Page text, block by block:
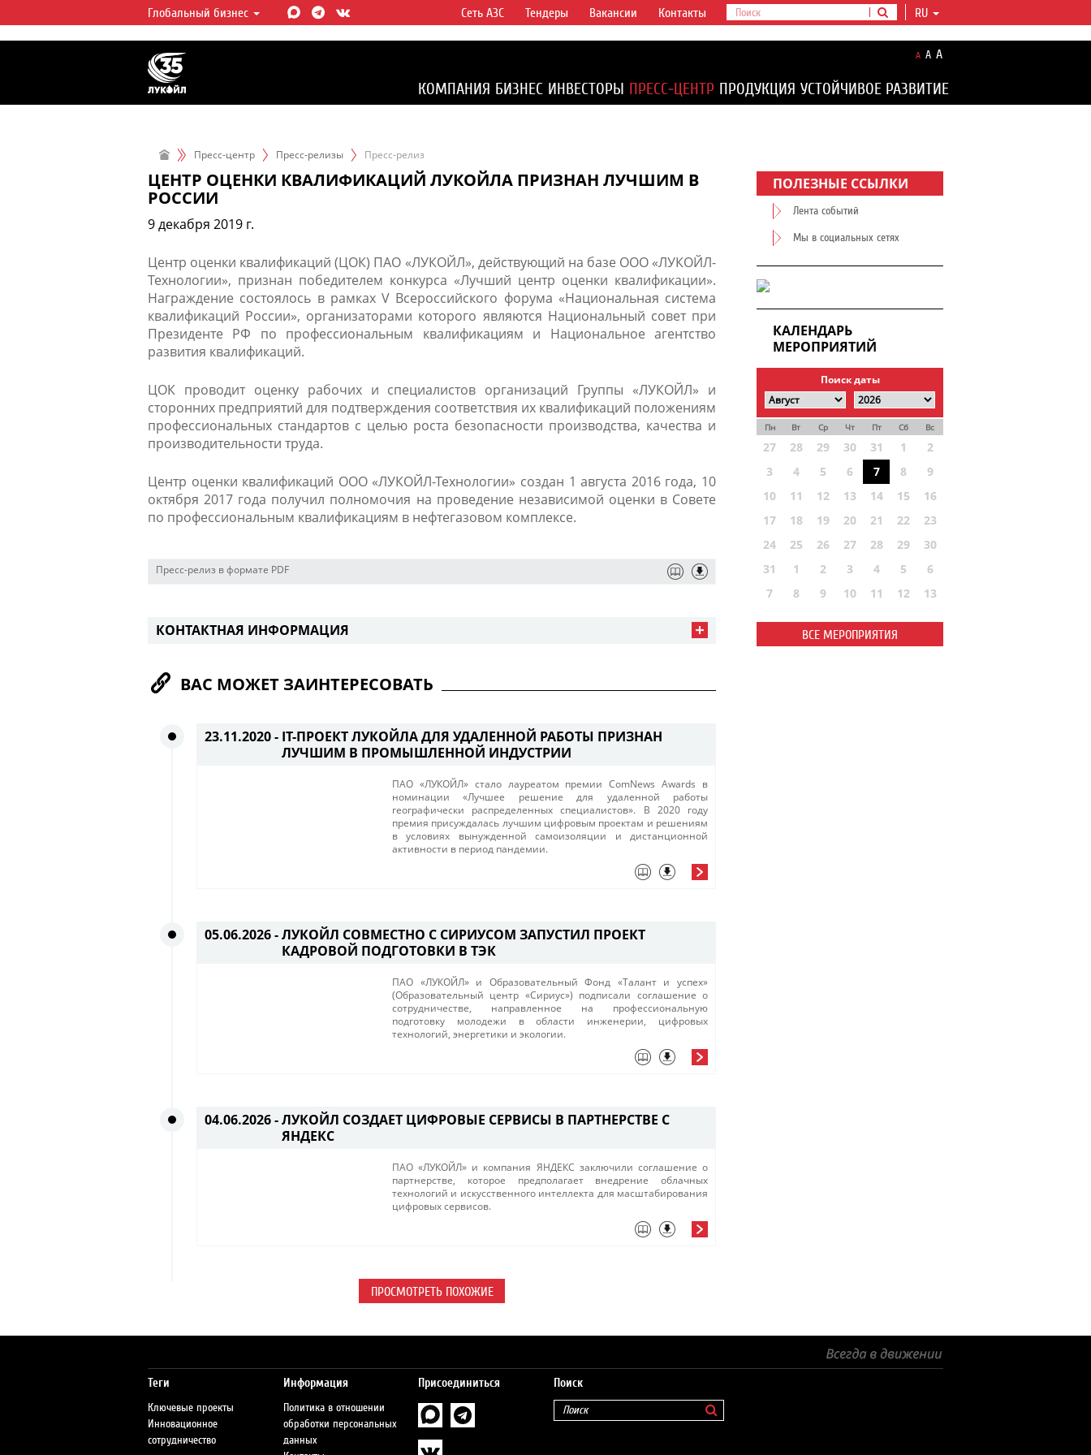
ЛУКОЙЛ СЕГОДНЯ
ЛУКОЙЛ — одна из крупнейших вертикально
интегрированных нефтегазовых компаний в
мире, на долю которой приходится более 2%
мировой добычи нефти и около 1% доказанных
Глобальный бизнес RU
Сеть АЗС Тендеры Вакансии Контакты
A A A
КОМПАНИЯ БИЗНЕС ИНВЕСТОРЫ ПРЕСС-ЦЕНТР ПРОДУКЦИЯ УСТОЙЧИВОЕ РАЗВИТИЕ
Пресс-центр Пресс-релизы Пресс-релиз
ЦЕНТР ОЦЕНКИ КВАЛИФИКАЦИЙ ЛУКОЙЛА ПРИЗНАН ЛУЧШИМ В
РОССИИ
9 декабря 2019 г.
Центр оценки квалификаций (ЦОК) ПАО «ЛУКОЙЛ», действующий на базе ООО «ЛУКОЙЛ-
Технологии», признан победителем конкурса «Лучший центр оценки квалификации».
Награждение состоялось в рамках V Всероссийского форума «Национальная система
квалификаций России», организаторами которого являются Национальный совет при
Президенте РФ по профессиональным квалификациям и Национальное агентство
развития квалификаций.
ЦОК проводит оценку рабочих и специалистов организаций Группы «ЛУКОЙЛ» и
сторонних предприятий для подтверждения соответствия их квалификаций положениям
профессиональных стандартов с целью роста безопасности производства, качества и
производительности труда.
​Центр оценки квалификаций ООО «ЛУКОЙЛ-Технологии» создан 1 августа 2016 года, 10
октября 2017 года получил полномочия на проведение независимой оценки в Совете
по профессиональным квалификациям в нефтегазовом комплексе.
Пресс-релиз в формате PDF
КОНТАКТНАЯ ИНФОРМАЦИЯ
ВАС МОЖЕТ ЗАИНТЕРЕСОВАТЬ
23.11.2020 - IT-ПРОЕКТ ЛУКОЙЛА ДЛЯ УДАЛЕННОЙ РАБОТЫ ПРИЗНАН
ЛУЧШИМ В ПРОМЫШЛЕННОЙ ИНДУСТРИИ
ПАО «ЛУКОЙЛ» стало лауреатом премии ComNews Awards в
номинации «Лучшее решение для удаленной работы
географически распределенных специалистов». В 2020 году
премия присуждалась лучшим цифровым проектам и решениям
в условиях вынужденной самоизоляции и дистанционной
активности в период пандемии.
05.06.2026 -ЛУКОЙЛ СОВМЕСТНО С СИРИУСОМ ЗАПУСТИЛ ПРОЕКТ
КАДРОВОЙ ПОДГОТОВКИ В ТЭК
ПАО «ЛУКОЙЛ» и Образовательный Фонд «Талант и успех»
(Образовательный центр «Сириус») подписали соглашение о
сотрудничестве, направленное на профессиональную
подготовку молодежи в области инженерии, цифровых
технологий, энергетики и экологии. ​
04.06.2026 -ЛУКОЙЛ СОЗДАЕТ ЦИФРОВЫЕ СЕРВИСЫ В ПАРТНЕРСТВЕ С
ЯНДЕКС
​ПАО «ЛУКОЙЛ» и компания ЯНДЕКС заключили соглашение о
партнерстве, которое предполагает внедрение облачных
технологий и искусственного интеллекта для масштабирования
цифровых сервисов.
ПРОСМОТРЕТЬ ПОХОЖИЕ
ПОЛЕЗНЫЕ ССЫЛКИ
Лента событий
Мы в социальных сетях
КАЛЕНДАРЬ
МЕРОПРИЯТИЙ
Поиск даты
Пн Вт Ср Чт Пт Сб Вс
27 28 29 30 31 1
2
3
4 5 6 7 8
9
10
11 12 13 14 15
16
17
18 19 20 21 22
23
24
25 26 27 28 29
30
31
1 2 3 4 5
6
7
8 9 10 11 12 13
ВСЕ МЕРОПРИЯТИЯ
Теги
Ключевые проекты
Инновационное
сотрудничество
Информация
Политика в отношении
обработки персональных
данных
Присоединиться Поиск